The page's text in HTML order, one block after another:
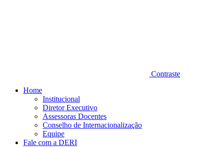
Contraste
Home
Institucional
Diretor Executivo
Assessoras Docentes
Conselho de Internacionalização
Equipe
Fale com a DERI